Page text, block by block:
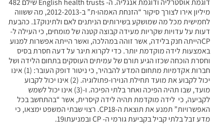
דוגמת אוסטרליה ודוגמת אנגליה. ה- English health trusts שילם 482
מיליון אירו לצורך סיקור “הזנחת האמהו∙ת” ב-2012-2013, מה ששווה
לחמישית מכל מה שמושקע בשירותים הניתנים לאם ולתינוק17. כהבעת
דעות על עדויות שקריות מעידה קבוצה קטנה של מומחים, כי העילה ל-
CPהייתה חנק בלידה, אשר זוהה במהלכה, ואשר הייתה אפשרות למנוע
באמצעות לידה מוקדמת יותר. כדי לקרוא תיגר על דעה חסרת בסיס
וחסרת הוכחה שכזו הגיע תורם של עמיתים העוסקים בתחום הלידה ושל
חברות אקדמיות מתחום המדע להבהיר, כי ניטור דופק העובר: (1) אינו
יכול לקבוע את מועד תחילת הנוירו-פתולוגיה. (2) אינו יכול לקבוע
מועד, שבו תהיה הפיכה ואחר בלתי הפיכה. ו-(3) אינו יכול לשמש
לקביעה, כי לידה מוקדמת תהיה לידה קיסרית, אשר “בהתחשב בכל
האפשרויות” תמנע את תוצאת ה-CP18. רצוי שבתי המשפט ימצאו, כי
מדע זבל בלתי קביל בקביעת גורמי ה- CP ובמניעתו19.